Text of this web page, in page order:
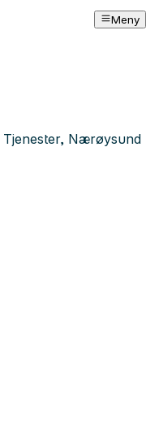
Meny
Tjenester, Nærøysund